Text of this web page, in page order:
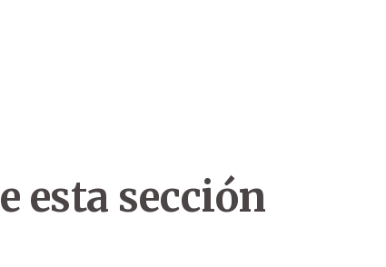
esta sección